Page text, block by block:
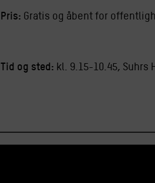
Pris: Gratis og åbent for
Tid og sted: kl. 9.15-10.45, Suhrs